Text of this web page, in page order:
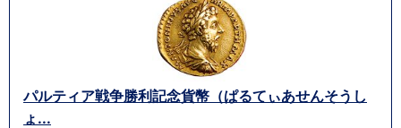
パルティア戦争勝利記念貨幣（ぱるてぃあせんそうし
ょ...